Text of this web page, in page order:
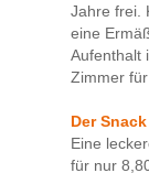
Jahre frei.
eine
Aufenthalt
Zimmer
Der
Eine
für nur